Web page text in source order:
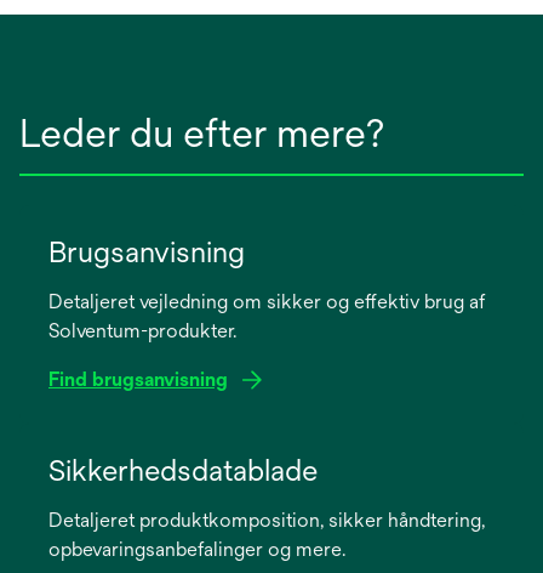
Leder du efter mere?
Brugsanvisning
Detaljeret vejledning om sikker og effektiv brug af
Solventum-produkter.
Find brugsanvisning
new
Sikkerhedsdatablade
Detaljeret produktkomposition, sikker håndtering,
opbevaringsanbefalinger og mere.